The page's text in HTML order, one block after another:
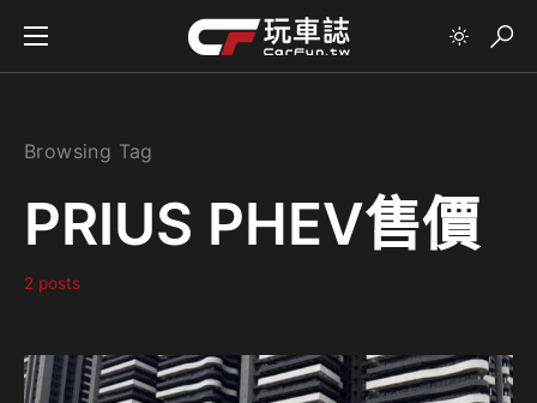
Browsing Tag
PRIUS PHEV售價
2 posts